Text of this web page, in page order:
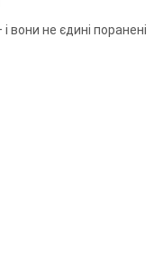
вони не єдині поранені